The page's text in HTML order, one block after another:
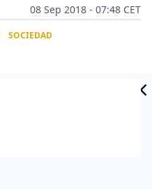
08 Sep 2018 - 07:48 CET
SOCIEDAD